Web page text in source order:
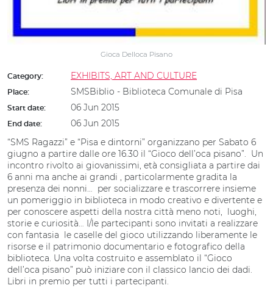
Gioca Delloca Pisano
Category: EXHIBITS, ART AND CULTURE
Place: SMSBiblio - Biblioteca Comunale di Pisa
Start date: 06 Jun 2015
End date:
06 Jun 2015
“SMS Ragazzi” e “Pisa e dintorni” organizzano per Sabato 6
giugno a partire dalle ore 16.30 il “Gioco dell’oca pisano”. Un
incontro rivolto ai giovanissimi, età consigliata a partire dai
6 anni ma anche ai grandi , particolarmente gradita la
presenza dei nonni… per socializzare e trascorrere insieme
un pomeriggio in biblioteca in modo creativo e divertente e
per conoscere aspetti della nostra città meno noti, luoghi,
storie e curiosità… I/le partecipanti sono invitati a realizzare
con fantasia le caselle del gioco utilizzando liberamente le
risorse e il patrimonio documentario e fotografico della
biblioteca. Una volta costruito e assemblato il “Gioco
dell’oca pisano” può iniziare con il classico lancio dei dadi.
Libri in premio per tutti i partecipanti.